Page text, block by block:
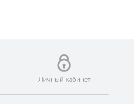
Личный кабинет